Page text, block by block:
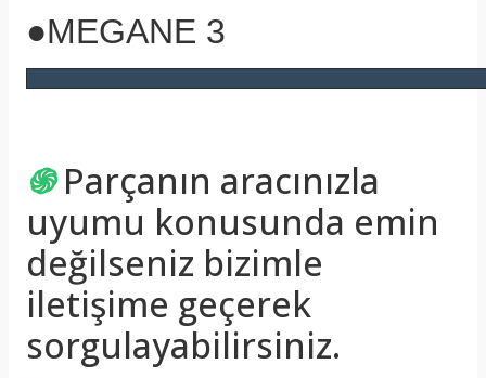
●MEGANE 3
֍ Parçanın aracınızla
uyumu konusunda emin
değilseniz bizimle
iletişime geçerek
sorgulayabilirsiniz.